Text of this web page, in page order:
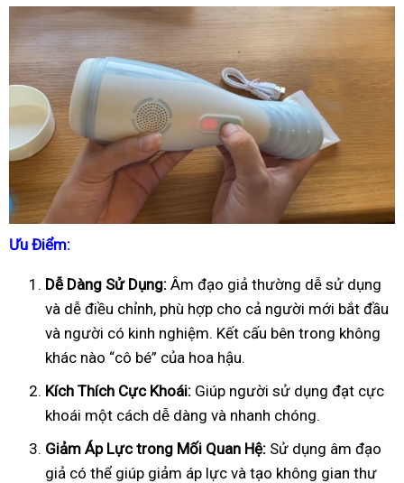
Ưu Điểm:
Dễ Dàng Sử Dụng: Âm đạo giả thường dễ sử dụng
và dễ điều chỉnh, phù hợp cho cả người mới bắt đầu
và người có kinh nghiệm. Kết cấu bên trong không
khác nào “cô bé” của hoa hậu.
Kích Thích Cực Khoái: Giúp người sử dụng đạt cực
khoái một cách dễ dàng và nhanh chóng.
Giảm Áp Lực trong Mối Quan Hệ: Sử dụng âm đạo
giả có thể giúp giảm áp lực và tạo không gian thư